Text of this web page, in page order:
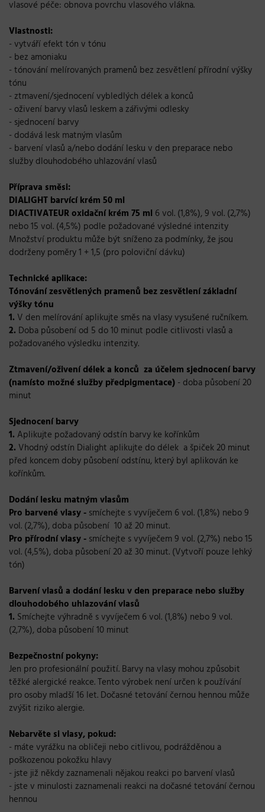
vlasové péče: obnova povrchu vlasového vlákna.
Vlastnosti:
- vytváří efekt tón v tónu
- bez amoniaku
- tónování melírovaných pramenů bez zesvětlení přírodní výšky
tónu
- ztmavení/sjednocení vybledlých délek a konců
- oživení barvy vlasů leskem a zářivými odlesky
- sjednocení barvy
- dodává lesk matným vlasům
- barvení vlasů a/nebo dodání lesku v den preparace nebo
služby dlouhodobého uhlazování vlasů
Příprava směsi:
DIALIGHT barvící krém 50 ml
DIACTIVATEUR oxidační krém 75 ml 6 vol. (1,8%), 9 vol. (2,7%)
nebo 15 vol. (4,5%) podle požadované výsledné intenzity
Množství produktu může být sníženo za podmínky, že jsou
dodrženy poměry 1 + 1,5 (pro poloviční dávku)
Technické aplikace:
Tónování zesvětlených pramenů bez zesvětlení základní
výšky tónu
1. V den melírování aplikujte směs na vlasy vysušené ručníkem.
2. Doba působení od 5 do 10 minut podle citlivosti vlasů a
požadovaného výsledku intenzity.
Ztmavení/oživení délek a konců za účelem sjednocení barvy
(namísto možné služby předpigmentace) - doba působení 20
minut
Sjednocení barvy
1. Aplikujte požadovaný odstín barvy ke kořínkům
2. Vhodný odstín Dialight aplikujte do délek a špiček 20 minut
před koncem doby působení odstínu, který byl aplikován ke
kořínkům.
Dodání lesku matným vlasům
Pro barvené vlasy - smíchejte s vyvíječem 6 vol. (1,8%) nebo 9
vol. (2,7%), doba působení 10 až 20 minut.
Pro přírodní vlasy- smíchejte s vyvíječem 9 vol. (2,7%) nebo 15
vol. (4,5%), doba působení 20 až 30 minut. (Vytvoří pouze lehký
tón)
Barvení vlasů a dodání lesku v den preparace nebo služby
dlouhodobého uhlazování vlasů
1. Smíchejte výhradně s vyvíječem 6 vol. (1,8%) nebo 9 vol.
(2,7%), doba působení 10 minut
Bezpečnostní pokyny:
Jen pro profesionální použití. Barvy na vlasy mohou způsobit
těžké alergické reakce. Tento výrobek není určen k používání
pro osoby mladší 16 let. Dočasné tetování černou hennou může
zvýšit riziko alergie.
Nebarvěte si vlasy, pokud:
- máte vyrážku na obličeji nebo citlivou, podrážděnou a
poškozenou pokožku hlavy
- jste již někdy zaznamenali nějakou reakci po barvení vlasů
- jste v minulosti zaznamenali reakci na dočasné tetování černou
hennou